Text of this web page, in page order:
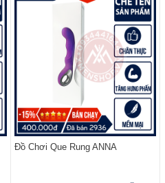
Đồ Chơi Que Rung ANNA